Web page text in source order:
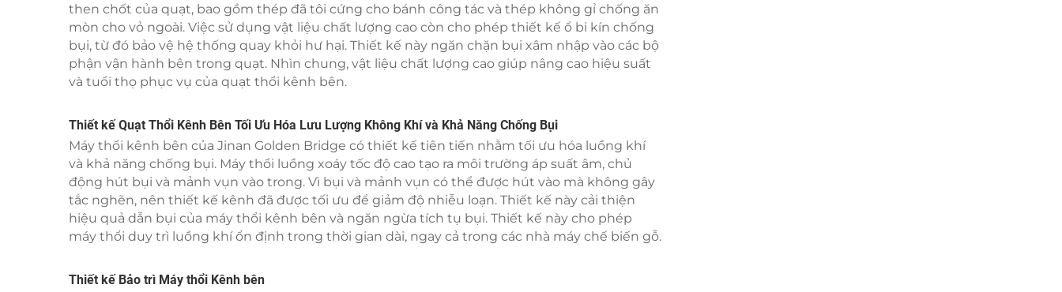
then chốt của quạt, bao gồm thép đã tôi cứng cho bánh công tác và thép không gỉ chống ăn
mòn cho vỏ ngoài. Việc sử dụng vật liệu chất lượng cao còn cho phép thiết kế ổ bi kín chống
bụi, từ đó bảo vệ hệ thống quay khỏi hư hại. Thiết kế này ngăn chặn bụi xâm nhập vào các bộ
phận vận hành bên trong quạt. Nhìn chung, vật liệu chất lượng cao giúp nâng cao hiệu suất
và tuổi thọ phục vụ của quạt thổi kênh bên.
Thiết kế Quạt Thổi Kênh Bên Tối Ưu Hóa Lưu Lượng Không Khí và Khả Năng Chống Bụi
Máy thổi kênh bên của Jinan Golden Bridge có thiết kế tiên tiến nhằm tối ưu hóa luồng khí
và khả năng chống bụi. Máy thổi luồng xoáy tốc độ cao tạo ra môi trường áp suất âm, chủ
động hút bụi và mảnh vụn vào trong. Vì bụi và mảnh vụn có thể được hút vào mà không gây
tắc nghẽn, nên thiết kế kênh đã được tối ưu để giảm độ nhiễu loạn. Thiết kế này cải thiện
hiệu quả dẫn bụi của máy thổi kênh bên và ngăn ngừa tích tụ bụi. Thiết kế này cho phép
máy thổi duy trì luồng khí ổn định trong thời gian dài, ngay cả trong các nhà máy chế biến gỗ.
Thiết kế Bảo trì Máy thổi Kênh bên